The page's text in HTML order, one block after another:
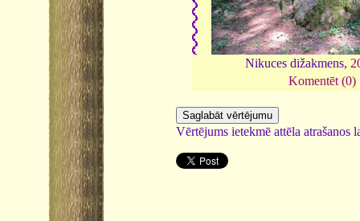
Nikuces dižakmens,
Komentēt (0)
Vērtējums ietekmē attēla atrašanos